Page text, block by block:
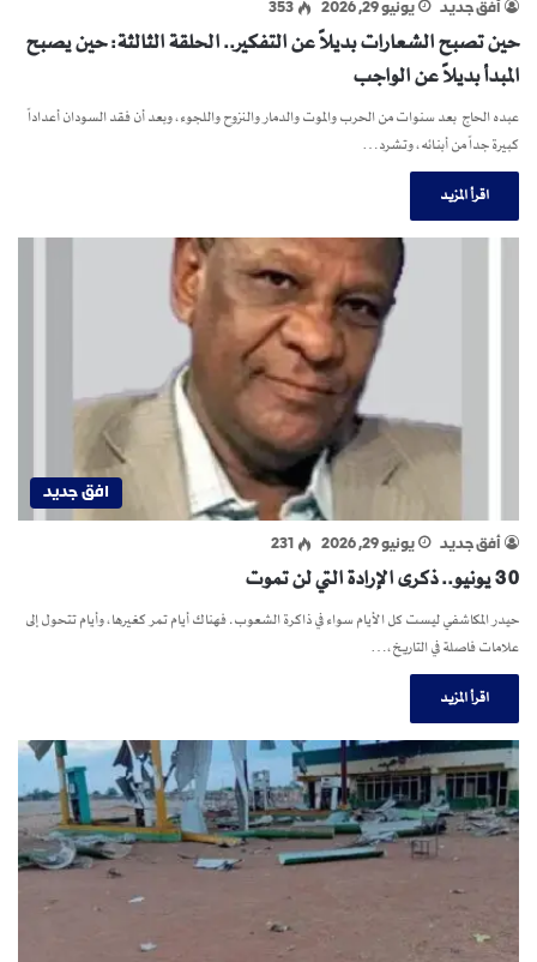
أفق جديد يونيو 29, 2026 353
حين تصبح الشعارات بديلاً عن التفكير.. الحلقة الثالثة: حين يصبح
المبدأ بديلاً عن الواجب
عبده الحاج بعد سنوات من الحرب والموت والدمار والنزوح واللجوء، وبعد أن فقد السودان أعداداً
كبيرة جداً من أبنائه، وتشرد…
اقرأ المزيد
افق جديد
أفق جديد يونيو 29, 2026 231
30 يونيو.. ذكرى الإرادة التي لن تموت
حيدر المكاشفي ليست كل الأيام سواء في ذاكرة الشعوب. فهناك أيام تمر كغيرها، وأيام تتحول إلى
علامات فاصلة في التاريخ،…
اقرأ المزيد